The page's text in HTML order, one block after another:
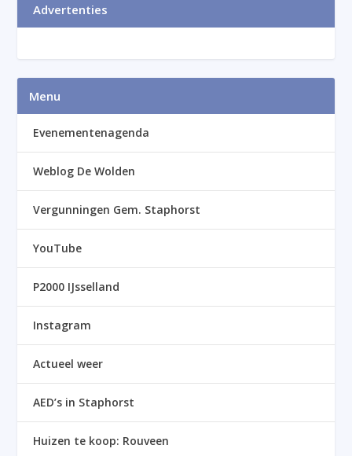
Advertenties
Menu
Evenementenagenda
Weblog De Wolden
Vergunningen Gem. Staphorst
YouTube
P2000 IJsselland
Instagram
Actueel weer
AED’s in Staphorst
Huizen te koop: Rouveen